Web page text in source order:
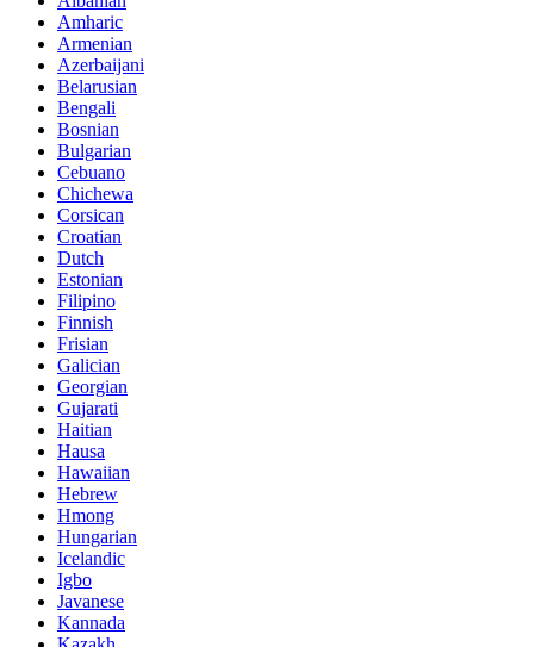
Amharic
Armenian
Azerbaijani
Belarusian
Bengali
Bosnian
Bulgarian
Cebuano
Chichewa
Corsican
Croatian
Dutch
Estonian
Filipino
Finnish
Frisian
Galician
Georgian
Gujarati
Haitian
Hausa
Hawaiian
Hebrew
Hmong
Hungarian
Icelandic
Igbo
Javanese
Kannada